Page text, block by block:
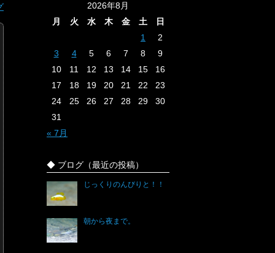
2026年8月
月
火 水 木 金 土
日
1
2
3
4 5 6 7 8
9
10
11 12 13 14 15
16
17
18 19 20 21 22
23
24
25 26 27 28 29
30
31
« 7月
◆ ブログ（最近の投稿）
じっくりのんびりと！！
朝から夜まで。